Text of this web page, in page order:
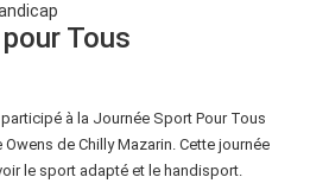
Tous
participé à la Journée Sport Pour Tous
de Chilly Mazarin. Cette journée
le sport adapté et le handisport.